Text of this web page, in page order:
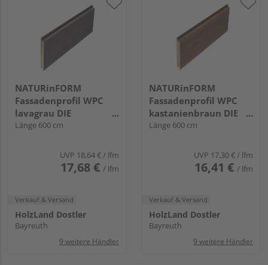
NATURinFORM
Fassadenprofil WPC
lavagrau DIE
GESTALTENDE
Länge 600 cm
UVP 18,64 €/ lfm
17,68 € / lfm
Verkauf & Versand
HolzLand Dostler
Bayreuth
9 weitere Händler
NATURinFORM
Fassadenprofil WPC
kastanienbraun DIE
GESTALTENDE -
Länge 600 cm
UVP 17,30 €/ lfm
16,41 € / lfm
Verkauf & Versand
HolzLand Dostler
Bayreuth
9 weitere Händler